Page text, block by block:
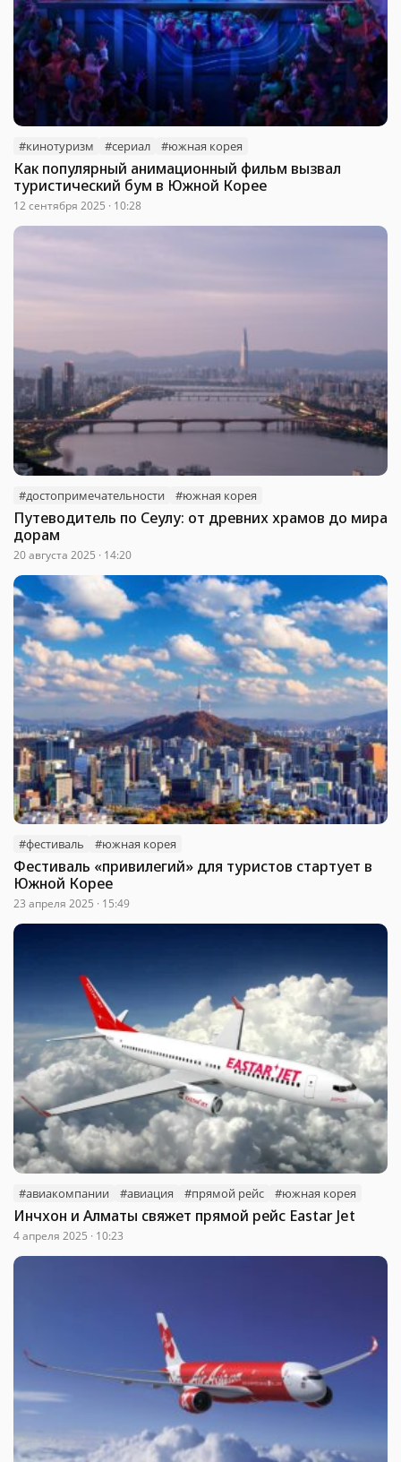
#кинотуризм #сериал #южная корея
Как популярный анимационный фильм вызвал
туристический бум в Южной Корее
12 сентября 2025 · 10:28
#достопримечательности #южная корея
Путеводитель по Сеулу: от древних храмов до мира
дорам
20 августа 2025 · 14:20
#фестиваль #южная корея
Фестиваль «привилегий» для туристов стартует в
Южной Корее
23 апреля 2025 · 15:49
#авиакомпании #авиация #прямой рейс #южная корея
Инчхон и Алматы свяжет прямой рейс Eastar Jet
4 апреля 2025 · 10:23